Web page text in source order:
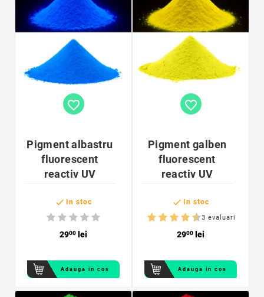
favorite_border
Pigment albastru
fluorescent
reactiv UV
 In stoc
2900 lei
Adauga in cos
favorite_border
Pigment galben
fluorescent
reactiv UV
 In stoc
3 evaluari
2900 lei
Adauga in cos